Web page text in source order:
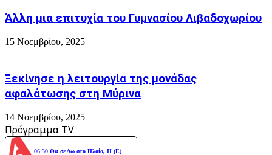
Άλλη μια επιτυχία του Γυμνασίου Λιβαδοχωρίου
15 Νοεμβρίου, 2025
Ξεκίνησε η λειτουργία της μονάδας
αφαλάτωσης στη Μύρινα
14 Νοεμβρίου, 2025
Πρόγραμμα TV